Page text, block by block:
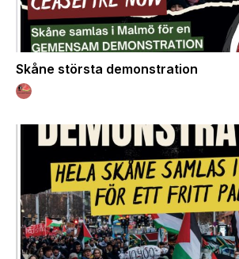
Skåne största demonstration